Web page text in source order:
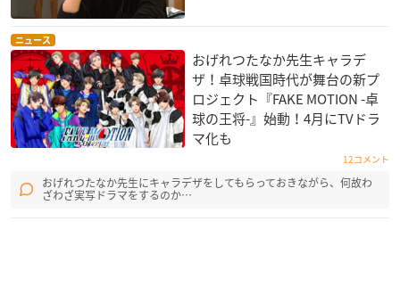
ニュース
おげれつたなか先生キャラデ
ザ！卓球戦国時代が舞台の新プ
ロジェクト『FAKE MOTION -卓
球の王将-』始動！4月にTVドラ
マ化も
12コメント
おげれつたなか先生にキャラデザをしてもらっておきながら、何故わ
ざわざ実写ドラマをするのか…